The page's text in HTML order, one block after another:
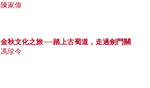
陳家偉
金秋文化之旅──踏上古蜀道，走過劍門關
馮珍今